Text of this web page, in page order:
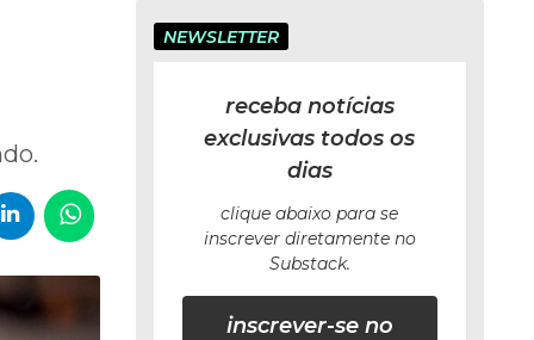
NEWSLETTER
receba notícias
exclusivas todos os
dias
clique abaixo para se
inscrever diretamente no
Substack.
inscrever-se no